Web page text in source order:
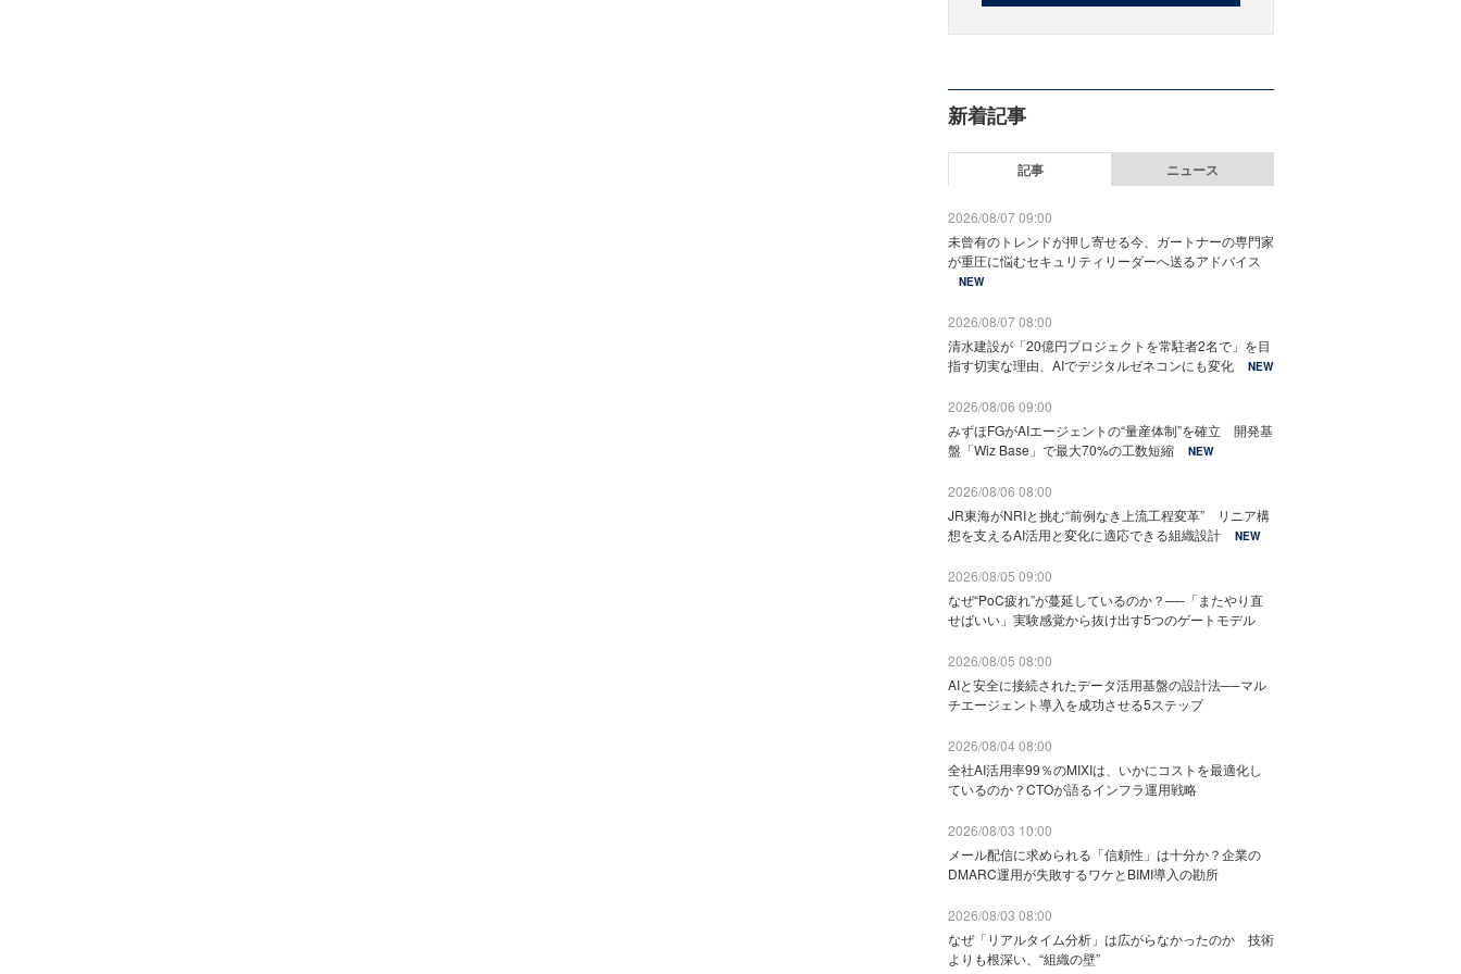
新着記事
記事 ニュース
2026/08/07 09:00
未曾有のトレンドが押し寄せる今、ガートナーの専門家
が重圧に悩むセキュリティリーダーへ送るアドバイス
NEW
2026/08/07 08:00
清水建設が「20億円プロジェクトを常駐者2名で」を目
指す切実な理由、AIでデジタルゼネコンにも変化
NEW
2026/08/06 09:00
みずほFGがAIエージェントの“量産体制”を確立 開発基
盤「Wiz Base」で最大70%の工数短縮
NEW
2026/08/06 08:00
JR東海がNRIと挑む“前例なき上流工程変革” リニア構
想を支えるAI活用と変化に適応できる組織設計
NEW
2026/08/05 09:00
なぜ“PoC疲れ”が蔓延しているのか？──「またやり直
せばいい」実験感覚から抜け出す5つのゲートモデル
2026/08/05 08:00
AIと安全に接続されたデータ活用基盤の設計法──マル
チエージェント導入を成功させる5ステップ
2026/08/04 08:00
全社AI活用率99％のMIXIは、いかにコストを最適化し
ているのか？CTOが語るインフラ運用戦略
2026/08/03 10:00
メール配信に求められる「信頼性」は十分か？企業の
DMARC運用が失敗するワケとBIMI導入の勘所
2026/08/03 08:00
なぜ「リアルタイム分析」は広がらなかったのか 技術
よりも根深い、“組織の壁”